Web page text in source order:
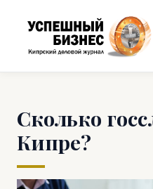
Сколько
Кипре?